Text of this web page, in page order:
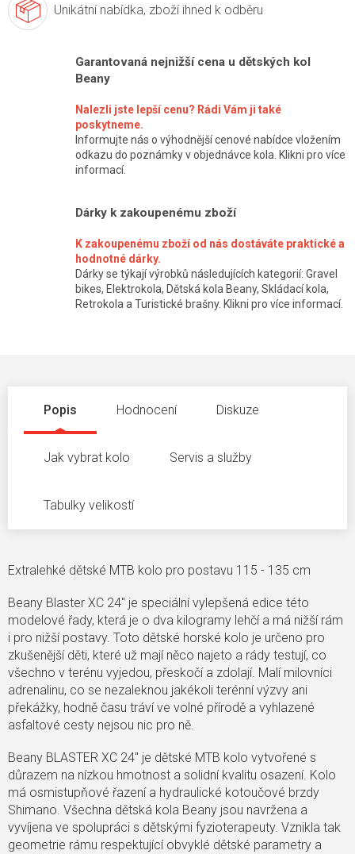
Unikátní nabídka, zboží ihned k odběru
Garantovaná nejnižší cena u dětských kol
Beany
Nalezli jste lepší cenu? Rádi Vám ji také
poskytneme.
Informujte nás o výhodnější cenové nabídce vložením
odkazu do poznámky v objednávce kola. Klikni pro více
informací.
Dárky k zakoupenému zboží
K zakoupenému zboží od nás dostáváte praktické a
hodnotné dárky.
Dárky se týkají výrobků následujících kategorií: Gravel
bikes, Elektrokola, Dětská kola Beany, Skládací kola,
Retrokola a Turistické brašny. Klikni pro více informací.
Popis Hodnocení Diskuze
Jak vybrat kolo Servis a služby
Tabulky velikostí
Extralehké dětské MTB kolo pro postavu 115 - 135 cm
Beany Blaster XC 24" je speciální vylepšená edice této
modelové řady, která je o dva kilogramy lehčí a má nižší rám
i pro nižší postavy. Toto dětské horské kolo je určeno pro
zkušenější děti, které už mají něco najeto a rády testují, co
všechno v terénu vyjedou, přeskočí a zdolají. Malí milovníci
adrenalinu, co se nezaleknou jakékoli terénní výzvy ani
překážky, hodně času tráví ve volné přírodě a vyhlazené
asfaltové cesty nejsou nic pro ně.
Beany BLASTER XC 24" je dětské MTB kolo vytvořené s
důrazem na nízkou hmotnost a solidní kvalitu osazení. Kolo
má osmistupňové řazení a hydraulické kotoučové brzdy
Shimano. Všechna dětská kola Beany jsou navržena a
vyvíjena ve spolupráci s dětskými fyzioterapeuty. Vznikla tak
geometrie rámu respektující obvyklé dětské parametry a